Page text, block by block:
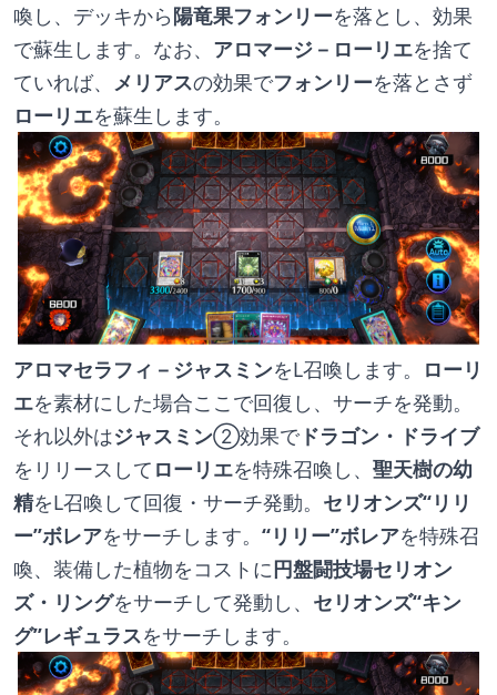
喚し、デッキから陽竜果フォンリーを落とし、効果
で蘇生します。なお、 アロマージ－ローリエを捨て
ていれば、 メリアスの効果でフォンリーを落とさず
ローリエを蘇生します。
アロマセラフィ－ジャスミンをL召喚します。
ローリ
エを素材にした場合ここで回復し、サーチを発動。
それ以外はジャスミン②効果でドラゴン・ドライブ
をリリースして ローリエを特殊召喚し、 聖天樹の幼
精をL召喚して回復・サーチ発動。 セリオンズ“リリ
ー”ボレアをサーチします。 “リリー”ボレアを特殊召
喚、装備した植物をコストに円盤闘技場セリオン
ズ・リングをサーチして発動し、 セリオンズ“キン
グ”レギュラスをサーチします。